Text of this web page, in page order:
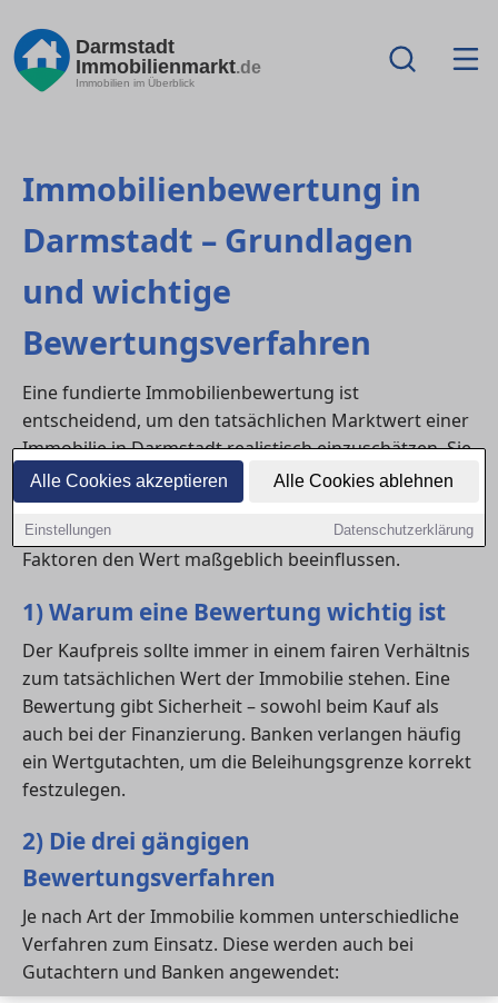
Alle Cookies akzeptieren Alle Cookies ablehnen
Einstellungen Datenschutzerklärung
Darmstadt
Immobilienmarkt.de
Immobilien im Überblick
Immobilienbewertung in
Darmstadt – Grundlagen
und wichtige
Bewertungsverfahren
Eine fundierte Immobilienbewertung ist
entscheidend, um den tatsächlichen Marktwert einer
Immobilie in Darmstadt realistisch einzuschätzen. Sie
hilft Käufern, überteuerte Angebote zu erkennen und
Verhandlungsspielräume richtig zu nutzen. Hier
erfährst du, welche Verfahren es gibt und welche
Faktoren den Wert maßgeblich beeinflussen.
1) Warum eine Bewertung wichtig ist
Der Kaufpreis sollte immer in einem fairen Verhältnis
zum tatsächlichen Wert der Immobilie stehen. Eine
Bewertung gibt Sicherheit – sowohl beim Kauf als
auch bei der Finanzierung. Banken verlangen häufig
ein Wertgutachten, um die Beleihungsgrenze korrekt
festzulegen.
2) Die drei gängigen
Bewertungsverfahren
Je nach Art der Immobilie kommen unterschiedliche
Verfahren zum Einsatz. Diese werden auch bei
Gutachtern und Banken angewendet: